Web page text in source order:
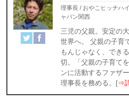
理事長 / おやこヒッチハ
ャパン関西
三児の父親。安定の
世界へ。 父親の子育
もんじゃなく、でき
切。「父親の子育て
ンに活動するファザ
理事長を務める。[⇒